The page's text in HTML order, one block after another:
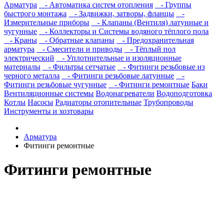
Арматура
- Автоматика систем отопления
- Группы
быстрого монтажа
- Задвижки, затворы, фланцы
-
Измерительные приборы
- Клапаны (Вентиля) латунные и
чугунные
- Коллекторы и Системы водяного тёплого пола
- Краны
- Обратные клапаны
- Предохранительная
арматура
- Смесители и приводы
- Тёплый пол
электрический
- Уплотнительные и изоляционные
материалы
- Фильтры сетчатые
- Фитинги резьбовые из
черного металла
- Фитинги резьбовые латунные
-
Фитинги резьбовые чугунные
- Фитинги ремонтные Баки
Вентиляционные системы Водонагреватели Водоподготовка
Котлы Насосы Радиаторы отопительные Трубопроводы
Инструменты и хозтовары
Арматура
Фитинги ремонтные
Фитинги ремонтные